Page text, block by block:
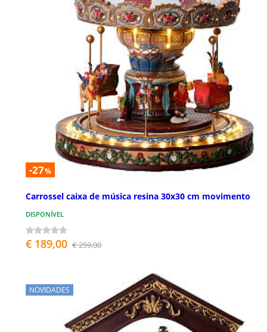
-27%
Carrossel caixa de música resina 30x30 cm movimento
DISPONÍVEL
€ 189,00 € 259,00
NOVIDADES